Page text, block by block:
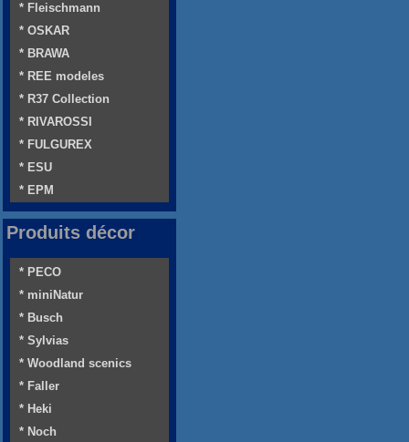
* Fleischmann
* OSKAR
* BRAWA
* REE modeles
* R37 Collection
* RIVAROSSI
* FULGUREX
* ESU
* EPM
Produits décor
* PECO
* miniNatur
* Busch
* Sylvias
* Woodland scenics
* Faller
* Heki
* Noch